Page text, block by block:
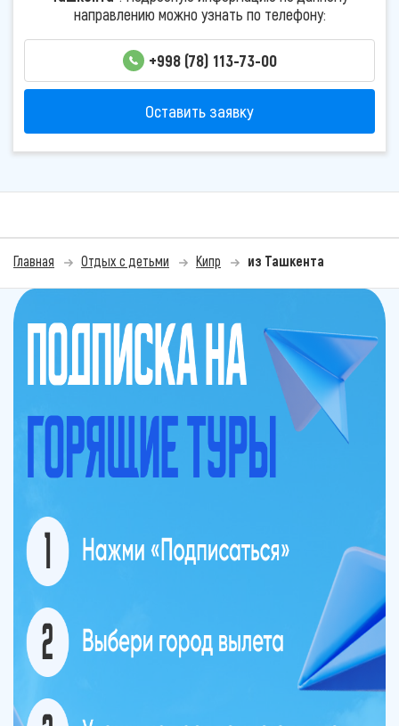
направлению можно узнать по телефону:
+998 (78) 113-73-00
Оставить заявку
Главная Отдых с детьми Кипр из Ташкента